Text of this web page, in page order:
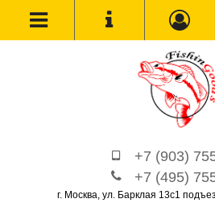
+7 (903)
+7 (495)
г. Москва, ул. Барклая 13с1